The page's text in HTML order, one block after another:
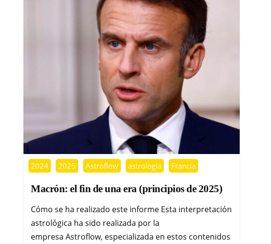
2024 2025 Astroflow astrología Francia
Macrón: el fin de una era (principios de 2025)
Cómo se ha realizado este informe Esta interpretación
astrológica ha sido realizada por la
empresa Astroflow, especializada en estos contenidos